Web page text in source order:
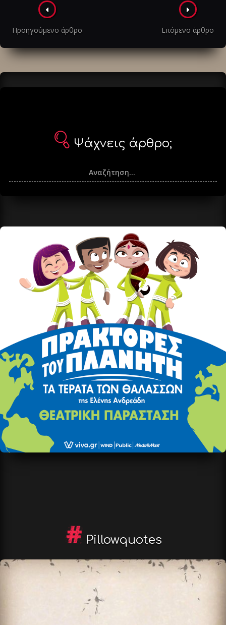
Πλοήγηση
στα
άρθρα
Προηγούμενο άρθρο Επόμενο άρθρο
Ψάχνεις άρθρο;
Pillowquotes